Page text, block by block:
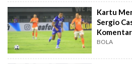
Kartu
Sergio
Shamrani
BOLA